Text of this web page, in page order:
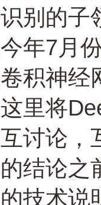
别的
年7月
积神经
里将
讨论，
结论之
技术